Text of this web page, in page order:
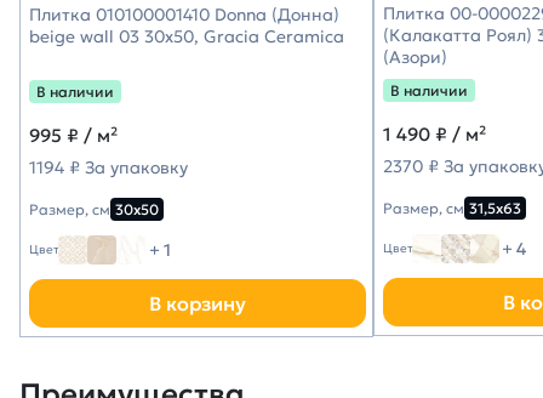
Плитка 010100001410 Donna (Донна)
beige wall 03 30х50, Gracia Ceramica
В наличии
995 ₽ / м²
1194 ₽ За упаковку
Размер, см 30х50
Цвет + 1
В корзину
Плитка 00-
(Калакатта Роял)
(Азори)
В наличии
1 490 ₽ / м²
2370 ₽ За
Размер, см 31,5х63
Цвет + 4
В